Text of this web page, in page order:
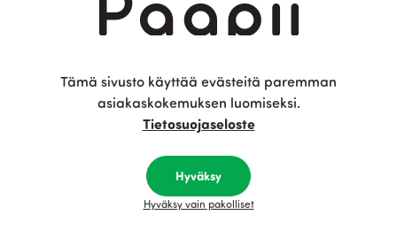
Tämä on Paapii
Tämä sivusto käyttää evästeitä paremman
asiakaskokemuksen luomiseksi.
Tietosuojaseloste
Hyväksy
Hyväksy vain pakolliset